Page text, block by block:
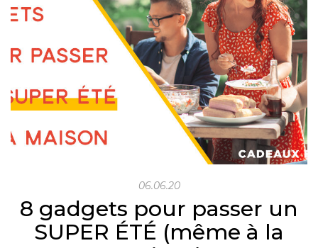
06.06.20
8 gadgets pour passer un
SUPER ÉTÉ (même à la